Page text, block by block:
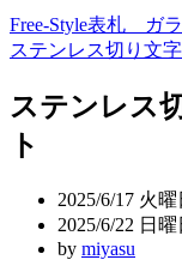
投
稿
ナ
ビ
Free-Style表札 ガ
ステンレス切り文
ステンレス
ト
2025/6/17 火曜
2025/6/22 日曜
by miyasu